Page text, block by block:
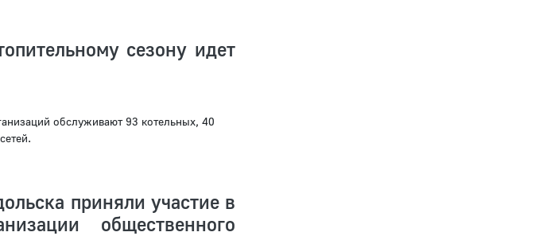
сезону идет
обслуживают 93 котельных, 40
приняли участие в
общественного